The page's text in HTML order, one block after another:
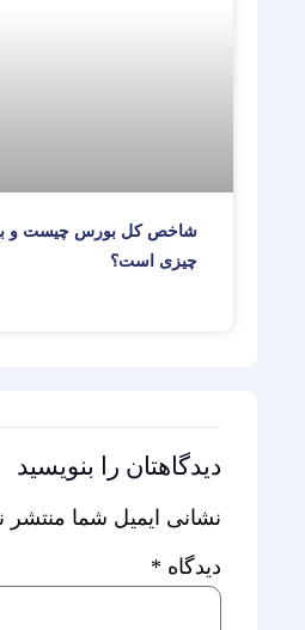
شاخص کل بورس چیست و
چیزی است؟
دیدگاهتان را بنویسید
نشانی ایمیل شما منتشر
دیدگاه *